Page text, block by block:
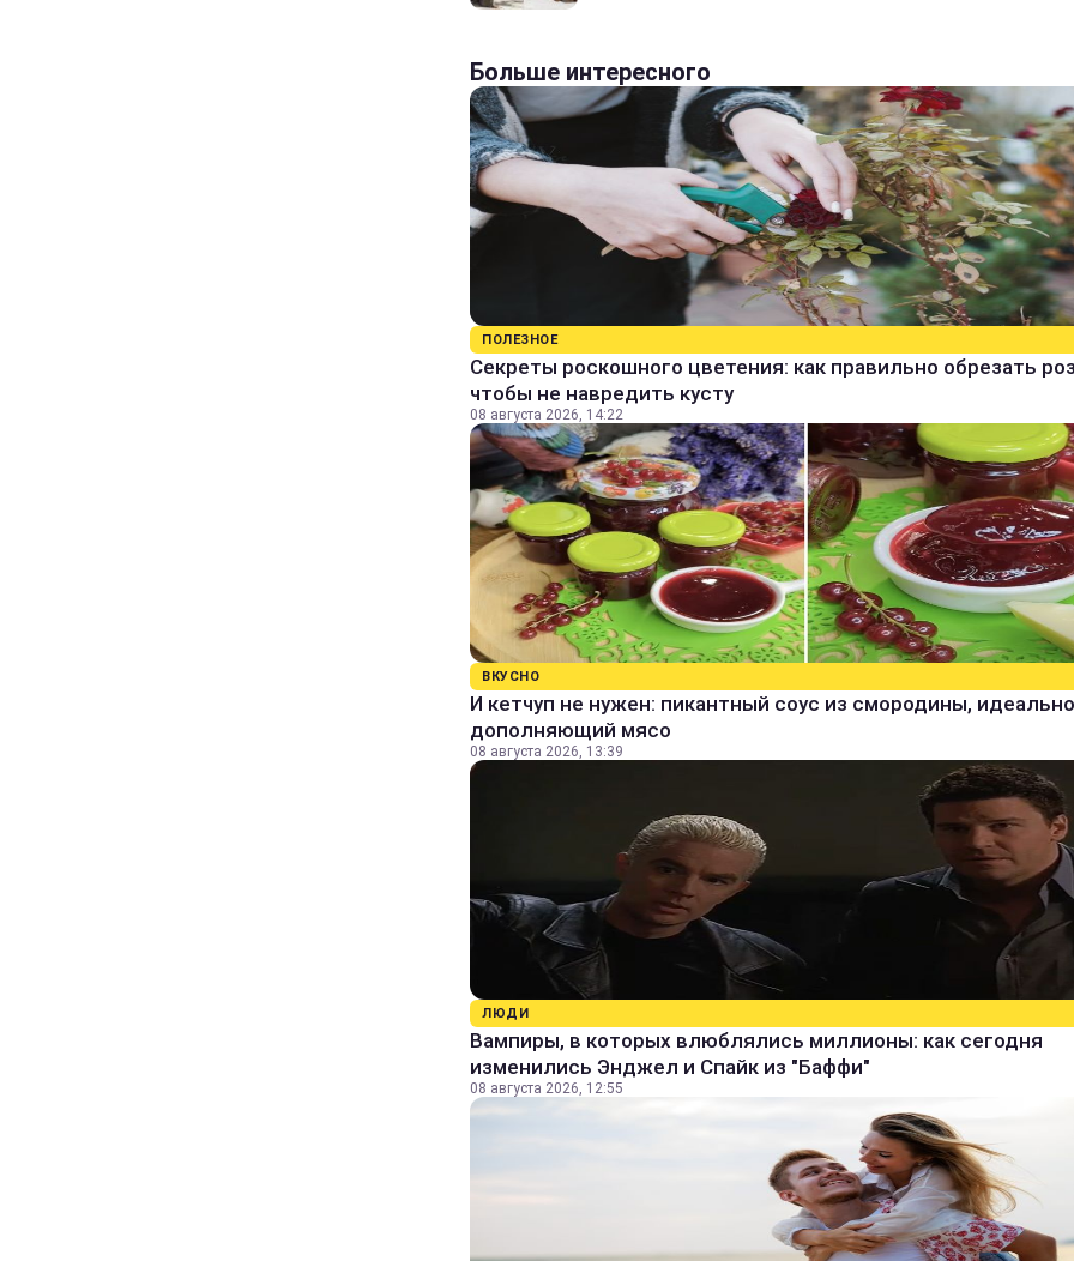
Больше интересного
ПОЛЕЗНОЕ
Секреты роскошного цветения: как правильно обрезать
чтобы не навредить кусту
08 августа 2026, 14:22
ВКУСНО
И кетчуп не нужен: пикантный соус из смородины, идеально
дополняющий мясо
08 августа 2026, 13:39
ЛЮДИ
Вампиры, в которых влюблялись миллионы: как сегодня
изменились Энджел и Спайк из "Баффи"
08 августа 2026, 12:55